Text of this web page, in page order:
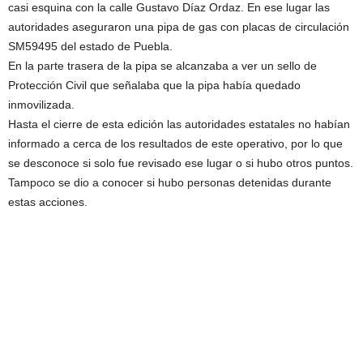
casi esquina con la calle Gustavo Díaz Ordaz. En ese lugar las
autoridades aseguraron una pipa de gas con placas de circulación
SM59495 del estado de Puebla.
En la parte trasera de la pipa se alcanzaba a ver un sello de
Protección Civil que señalaba que la pipa había quedado
inmovilizada.
Hasta el cierre de esta edición las autoridades estatales no habían
informado a cerca de los resultados de este operativo, por lo que
se desconoce si solo fue revisado ese lugar o si hubo otros puntos.
Tampoco se dio a conocer si hubo personas detenidas durante
estas acciones.